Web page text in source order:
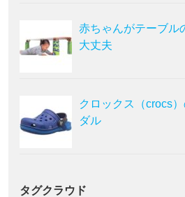
赤ちゃんがテーブル
大丈夫
クロックス（crocs
ダル
タグクラウド